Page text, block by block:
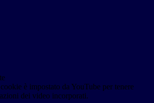
è impostato da YouTube per tenere
dei video incorporati.